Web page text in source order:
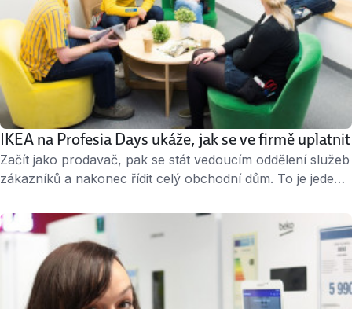
IKEA na Profesia Days ukáže, jak se ve firmě uplatnit
Začít jako prodavač, pak se stát vedoucím oddělení služeb
zákazníků a nakonec řídit celý obchodní dům. To je jeden
společnosti IKEA potkat. Stačí mít zájem o svou práci,
chtít na sobě neustále pracovat a my vám pomůžeme růst.
Přijďte se přesvědčit 12. a 13. října na veletrh Profesia …